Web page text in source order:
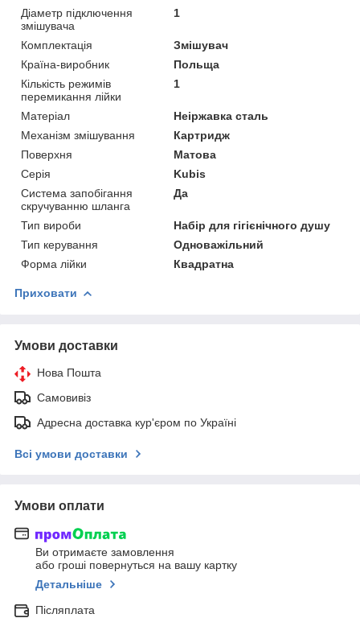
Діаметр підключення
змішувача
1
Комплектація
Змішувач
Країна-виробник
Польща
Кількість режимів
перемикання лійки
1
Матеріал
Неіржавка сталь
Механізм змішування
Картридж
Поверхня
Матова
Серія
Kubis
Система запобігання
скручуванню шланга
Да
Тип вироби
Набір для гігієнічного душу
Тип керування
Одноважільний
Форма лійки
Квадратна
Приховати
Умови доставки
Нова Пошта
Самовивіз
Адресна доставка кур'єром по Україні
Всі умови доставки
Умови оплати
Ви отримаєте замовлення
або гроші повернуться на вашу картку
Детальніше
Післяплата